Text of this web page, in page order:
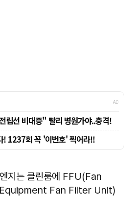
지는 클린룸에 FFU(Fan
Fan Filter Unit)